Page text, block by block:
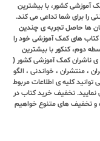
آموزشی کشور، با بیشترین
را برای شما تداعی می کند.
ها حاصل تجربه ی چندین
کتاب های کمک آموزشی خود را
دوم، کنکور با بیشترین
ناشران کمک آموزشی کشور (
، منتشران ، خواندنی ، الگو
کلیه ی اطلاعات مربوط
تخفیف خرید کتاب در
و تخفیف های متنوع خواهیم